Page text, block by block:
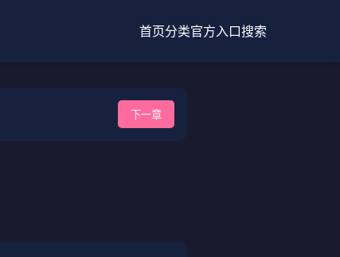
首页分类官方入口搜索
下一章